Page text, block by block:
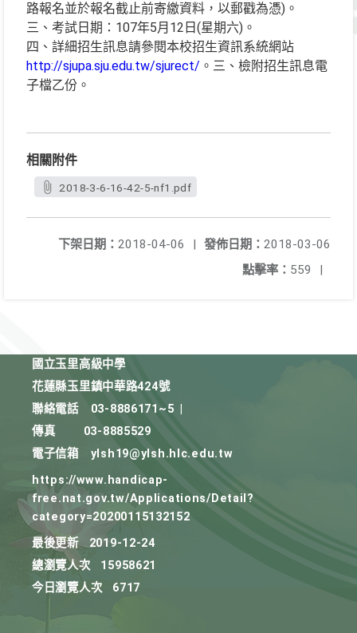
路報名並於報名截止前寄繳資料，以郵戳為憑)。
三、考試日期：107年5月12日(星期六)。
四、詳細招生訊息請參閱本校招生資訊系統網站
http://sjupa.sju.edu.tw/sjurect/ 。三、檢附招生訊息電
子檔乙份。
相關附件
2018-3-6-16-42-5-nf1.pdf
發佈日期： 2018-03-06
下架日期： 2018-04-06
|
點擊率： 559 |
國立玉里高級中學
花蓮縣玉里鎮中華路424號
聯絡電話
03-8886171~5
傳真
03-8885529
電子信箱
ylsh19@ylsh.hlc.edu.tw
https://www.handicap-
free.nat.gov.tw/Applications/Detail?
category=20200115132152
最後更新
2019-12-24
總瀏覽人次
15958621
今日瀏覽人次
6717